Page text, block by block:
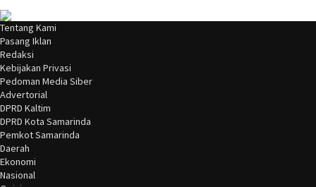
Tentang Kami
Pasang Iklan
Redaksi
Kebijakan Privasi
Pedoman Media Siber
Advertorial
DPRD Kaltim
DPRD Kota Samarinda
Pemkot Samarinda
Daerah
Ekonomi
Nasional